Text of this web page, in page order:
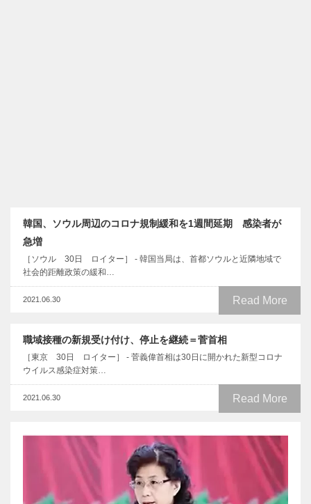
韓国、ソウル周辺のコロナ規制緩和を1週間延期 感染者が
急増
［ソウル 30日 ロイター］ - 韓国当局は、首都ソウルと近隣地域で
社会的距離政策の緩和…
Read More
2021.06.30
職域接種の新規受け付け、停止を継続＝菅首相
［東京 30日 ロイター］ - 菅義偉首相は30日に開かれた新型コロナ
ウイルス感染症対策…
Read More
2021.06.30